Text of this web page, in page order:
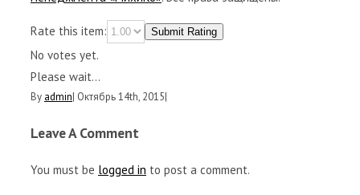
Rate this item: Submit Rating
No votes yet.
Please wait...
By admin| Октябрь 14th, 2015|
Leave A Comment
You must be logged in to post a comment.